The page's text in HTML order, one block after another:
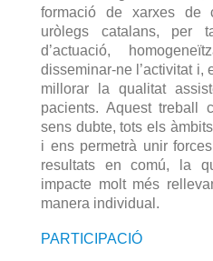
formació de xarxes de
uròlegs catalans, per
d’actuació,
disseminar-ne l’activitat i,
millorar la qualitat
pacients. Aquest treball
sens dubte, tots els
i ens permetrà unir
resultats en comú, la
impacte molt més
manera individual.
PARTICIPACIÓ